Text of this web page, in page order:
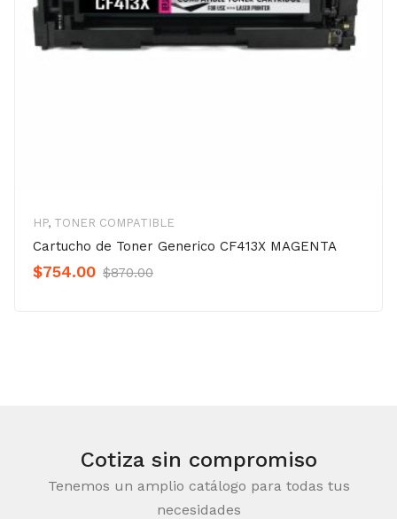
HP, TONER COMPATIBLE
Cartucho de Toner Generico CF413X MAGENTA
$870.00Original
$754.00
Current
Cotiza sin compromiso
Tenemos un amplio catálogo para todas tus
necesidades